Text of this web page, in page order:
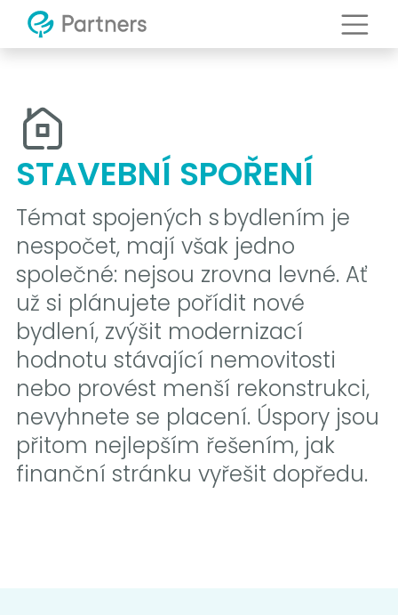
STAVEBNÍ SPOŘENÍ
Témat spojených s bydlením je
nespočet, mají však jedno
společné: nejsou zrovna levné. Ať
už si plánujete pořídit nové
bydlení, zvýšit modernizací
hodnotu stávající nemovitosti
nebo provést menší rekonstrukci,
nevyhnete se placení. Úspory jsou
přitom nejlepším řešením, jak
finanční stránku vyřešit dopředu.